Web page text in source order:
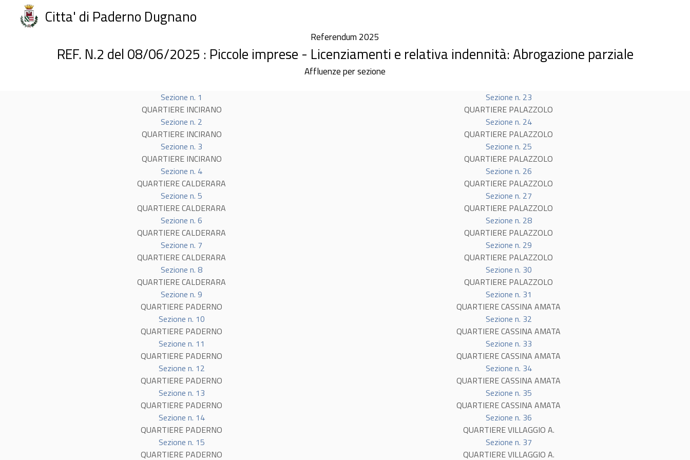
Citta' di Paderno Dugnano
Referendum 2025
REF. N.2 del 08/06/2025 : Piccole imprese - Licenziamenti e relativa indennità: Abrogazione parziale
Affluenze per sezione
Sezione n. 1
QUARTIERE INCIRANO
Sezione n. 2
QUARTIERE INCIRANO
Sezione n. 3
QUARTIERE INCIRANO
Sezione n. 4
QUARTIERE CALDERARA
Sezione n. 5
QUARTIERE CALDERARA
Sezione n. 6
QUARTIERE CALDERARA
Sezione n. 7
QUARTIERE CALDERARA
Sezione n. 8
QUARTIERE CALDERARA
Sezione n. 9
QUARTIERE PADERNO
Sezione n. 10
QUARTIERE PADERNO
Sezione n. 11
QUARTIERE PADERNO
Sezione n. 12
QUARTIERE PADERNO
Sezione n. 13
QUARTIERE PADERNO
Sezione n. 14
QUARTIERE PADERNO
Sezione n. 15
QUARTIERE PADERNO
Sezione n. 23
QUARTIERE PALAZZOLO
Sezione n. 24
QUARTIERE PALAZZOLO
Sezione n. 25
QUARTIERE PALAZZOLO
Sezione n. 26
QUARTIERE PALAZZOLO
Sezione n. 27
QUARTIERE PALAZZOLO
Sezione n. 28
QUARTIERE PALAZZOLO
Sezione n. 29
QUARTIERE PALAZZOLO
Sezione n. 30
QUARTIERE PALAZZOLO
Sezione n. 31
QUARTIERE CASSINA AMATA
Sezione n. 32
QUARTIERE CASSINA AMATA
Sezione n. 33
QUARTIERE CASSINA AMATA
Sezione n. 34
QUARTIERE CASSINA AMATA
Sezione n. 35
QUARTIERE CASSINA AMATA
Sezione n. 36
QUARTIERE VILLAGGIO A.
Sezione n. 37
QUARTIERE VILLAGGIO A.